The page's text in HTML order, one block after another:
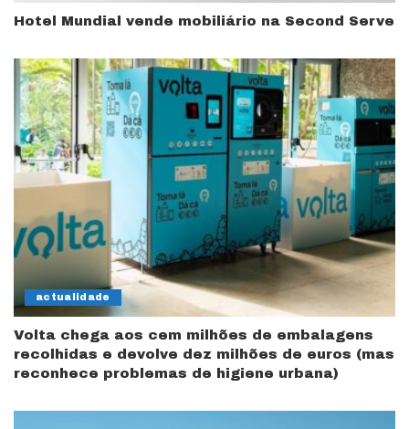
Hotel Mundial vende mobiliário na Second Serve
actualidade
Volta chega aos cem milhões de embalagens
recolhidas e devolve dez milhões de euros (mas
reconhece problemas de higiene urbana)